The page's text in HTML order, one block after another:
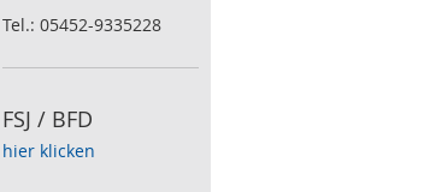
Tel.: 05452-9335228
FSJ / BFD
hier klicken